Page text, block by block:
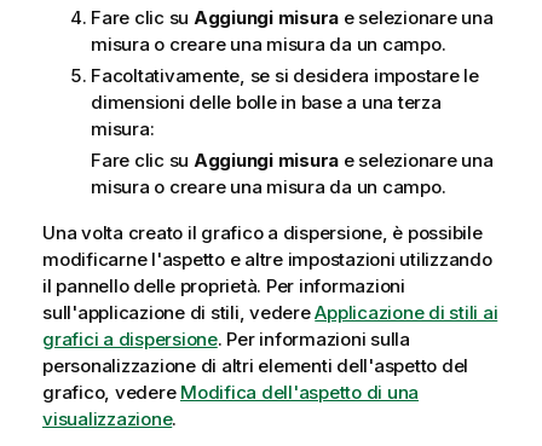
Fare clic su Aggiungi misura e selezionare una
misura o creare una misura da un campo.
Facoltativamente, se si desidera impostare le
dimensioni delle bolle in base a una terza
misura:
Fare clic su Aggiungi misura e selezionare una
misura o creare una misura da un campo.
Una volta creato il grafico a dispersione, è possibile
modificarne l'aspetto e altre impostazioni utilizzando
il pannello delle proprietà. Per informazioni
sull'applicazione di stili, vedereApplicazione di stili ai
grafici a dispersione. Per informazioni sulla
personalizzazione di altri elementi dell'aspetto del
grafico, vedere Modifica dell'aspetto di una
visualizzazione.